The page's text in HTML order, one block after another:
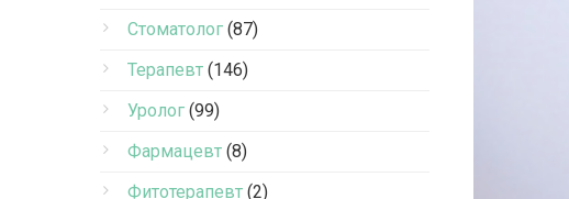
Стоматолог (87)
Терапевт (146)
Уролог (99)
Фармацевт (8)
Фитотерапевт (2)